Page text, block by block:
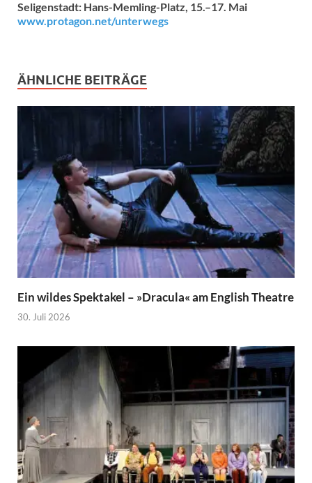
Seligenstadt: Hans-Memling-Platz, 15.–17. Mai
www.protagon.net/unterwegs
ÄHNLICHE BEITRÄGE
Ein wildes Spektakel – »Dracula« am English Theatre
30. Juli 2026